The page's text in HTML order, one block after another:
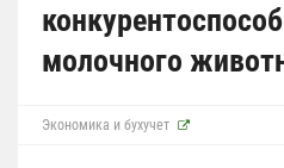
молочного
Экономика и бухучет